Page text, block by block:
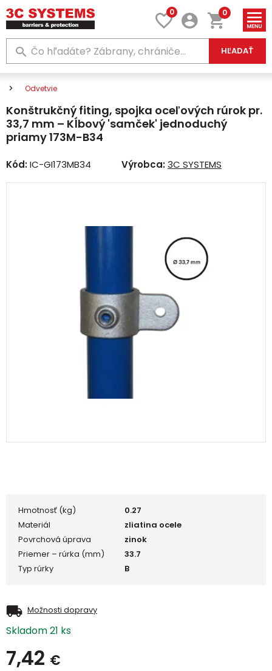
0
HĽADAŤ
0
Odvetvie
Konštrukčný fiting, spojka oceľových rúrok pr.
33,7 mm – Kĺbový 'samček' jednoduchý
priamy 173M-B34
Kód:IC-GI173MB34 Výrobca:3C SYSTEMS
Hmotnosť (kg)
0.27
Materiál
zliatina ocele
Povrchová úprava
zinok
Priemer – rúrka (mm)
33.7
Typ rúrky
B
Možnosti dopravy
Skladom 21 ks
7,42 €